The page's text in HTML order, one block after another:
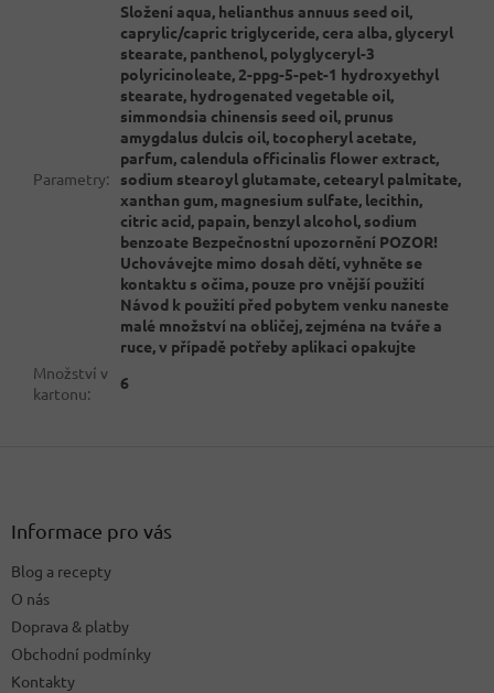
Parametry:
Složení aqua, helianthus annuus seed oil,
caprylic/capric triglyceride, cera alba, glyceryl
stearate, panthenol, polyglyceryl-3
polyricinoleate, 2-ppg-5-pet-1 hydroxyethyl
stearate, hydrogenated vegetable oil,
simmondsia chinensis seed oil, prunus
amygdalus dulcis oil, tocopheryl acetate,
parfum, calendula officinalis flower extract,
sodium stearoyl glutamate, cetearyl palmitate,
xanthan gum, magnesium sulfate, lecithin,
citric acid, papain, benzyl alcohol, sodium
benzoate Bezpečnostní upozornění POZOR!
Uchovávejte mimo dosah dětí, vyhněte se
kontaktu s očima, pouze pro vnější použití
Návod k použití před pobytem venku naneste
malé množství na obličej, zejména na tváře a
ruce, v případě potřeby aplikaci opakujte
Množství v
kartonu:
6
Informace pro vás
Blog a recepty
O nás
Doprava & platby
Obchodní podmínky
Kontakty